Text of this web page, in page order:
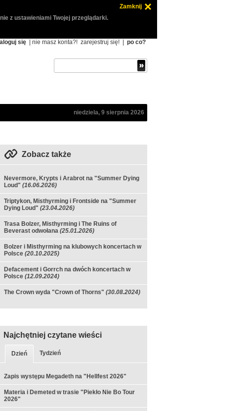
Zamknij
z ustawieniami Twojej przeglądarki.
się | nie masz konta?! zarejestruj się! po co?
niedziela, 9 sierpnia 2026
Zobacz także
Nevermore, Krypts i Arabrot na "Summer Dying
Loud" (16.06.2026)
Triptykon, Misthyrming i Frontside na "Summer
Dying Loud" (23.04.2026)
Trasa Bolzer, Misthyrming i The Ruins of
Beverast odwołana (25.01.2026)
Bolzer i Misthyrming na klubowych koncertach w
Polsce (20.10.2025)
Defacement i Gorrch na dwóch koncertach w
Polsce (12.09.2024)
The Crown wyda "Crown of Thorns" (30.08.2024)
Najchętniej czytane wieści
Dzień Tydzień
Zapis występu Megadeth na "Hellfest 2026"
Materia i Demeted w trasie "Piekło Nie Bo Tour
2026"